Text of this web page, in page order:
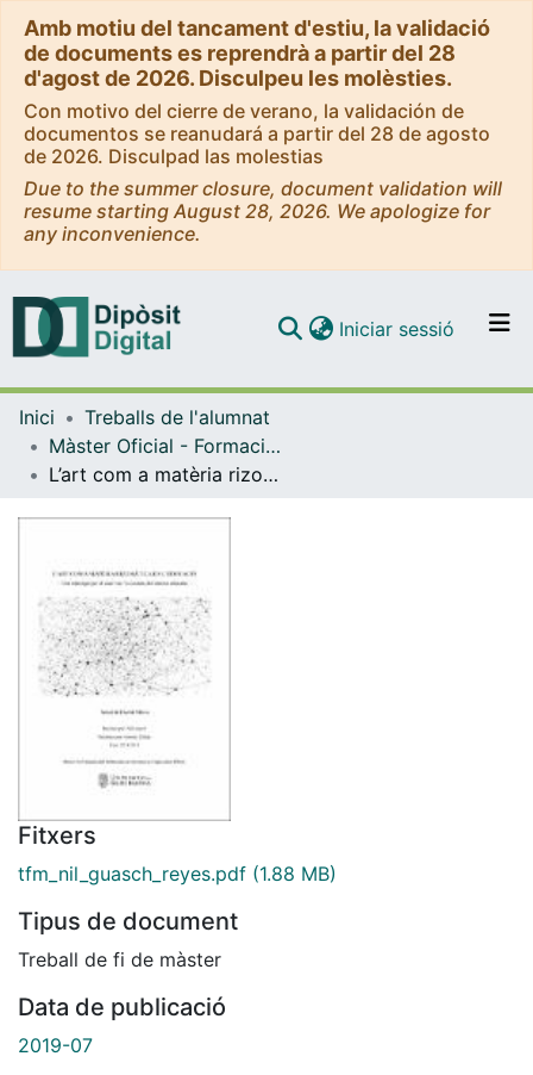
Amb motiu del tancament d'estiu, la validació
de documents es reprendrà a partir del 28
d'agost de 2026. Disculpeu les molèsties.
Con motivo del cierre de verano, la validación de
documentos se reanudará a partir del 28 de agosto
de 2026. Disculpad las molestias
Due to the summer closure, document validation will
resume starting August 28, 2026. We apologize for
any inconvenience.
Navega per tot el DD
Iniciar sessió (current)
Inici
Treballs de l'alumnat
Màster Oficial - Formació del Professorat de Secundària Obligatòria i Batxillerat, Formació Professional i Ensenyament d'Idiomes
L’art com a matèria rizomàtica en l'educació: una estratègia per al canvi en l’estructura del sistema educatiu
Fitxers
tfm_nil_guasch_reyes.pdf (1.88 MB)
Tipus de document
Treball de fi de màster
Data de publicació
2019-07